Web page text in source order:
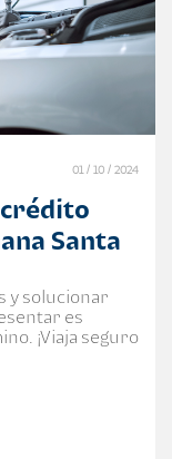
01 / 10 / 2024
Santa
y solucionar
es
¡Viaja seguro